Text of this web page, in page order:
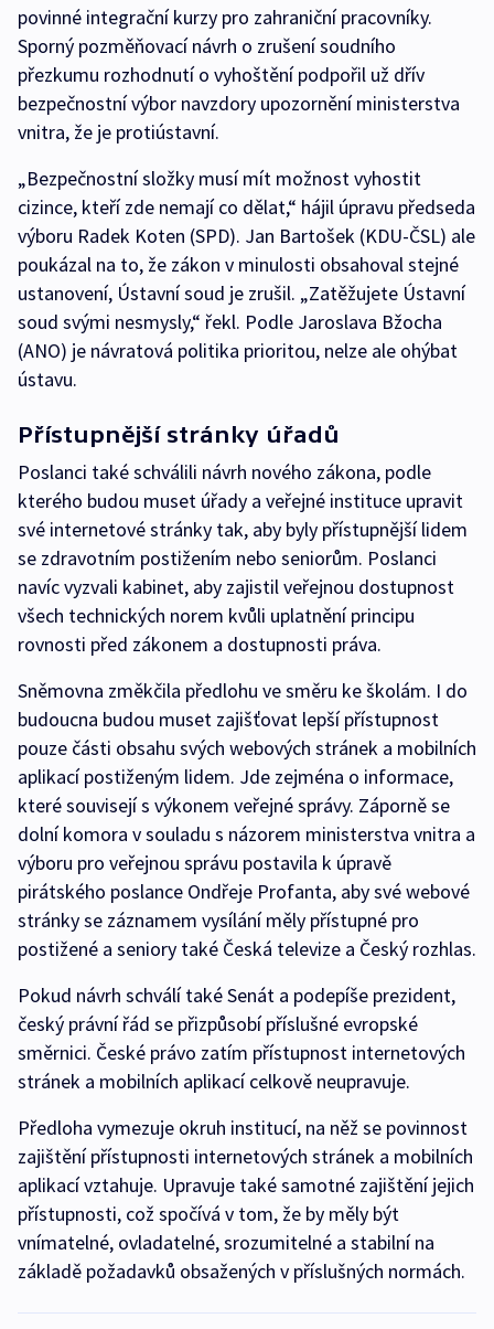
povinné integrační kurzy pro zahraniční pracovníky.
Sporný pozměňovací návrh o zrušení soudního
přezkumu rozhodnutí o vyhoštění podpořil už dřív
bezpečnostní výbor navzdory upozornění ministerstva
vnitra, že je protiústavní.
„Bezpečnostní složky musí mít možnost vyhostit
cizince, kteří zde nemají co dělat,“ hájil úpravu předseda
výboru Radek Koten (SPD). Jan Bartošek (KDU-ČSL) ale
poukázal na to, že zákon v minulosti obsahoval stejné
ustanovení, Ústavní soud je zrušil. „Zatěžujete Ústavní
soud svými nesmysly,“ řekl. Podle Jaroslava Bžocha
(ANO) je návratová politika prioritou, nelze ale ohýbat
ústavu.
Přístupnější stránky úřadů
Poslanci také schválili návrh nového zákona, podle
kterého budou muset úřady a veřejné instituce upravit
své internetové stránky tak, aby byly přístupnější lidem
se zdravotním postižením nebo seniorům. Poslanci
navíc vyzvali kabinet, aby zajistil veřejnou dostupnost
všech technických norem kvůli uplatnění principu
rovnosti před zákonem a dostupnosti práva.
Sněmovna změkčila předlohu ve směru ke školám. I do
budoucna budou muset zajišťovat lepší přístupnost
pouze části obsahu svých webových stránek a mobilních
aplikací postiženým lidem. Jde zejména o informace,
které souvisejí s výkonem veřejné správy. Záporně se
dolní komora v souladu s názorem ministerstva vnitra a
výboru pro veřejnou správu postavila k úpravě
pirátského poslance Ondřeje Profanta, aby své webové
stránky se záznamem vysílání měly přístupné pro
postižené a seniory také Česká televize a Český rozhlas.
Pokud návrh schválí také Senát a podepíše prezident,
český právní řád se přizpůsobí příslušné evropské
směrnici. České právo zatím přístupnost internetových
stránek a mobilních aplikací celkově neupravuje.
Předloha vymezuje okruh institucí, na něž se povinnost
zajištění přístupnosti internetových stránek a mobilních
aplikací vztahuje. Upravuje také samotné zajištění jejich
přístupnosti, což spočívá v tom, že by měly být
vnímatelné, ovladatelné, srozumitelné a stabilní na
základě požadavků obsažených v příslušných normách.